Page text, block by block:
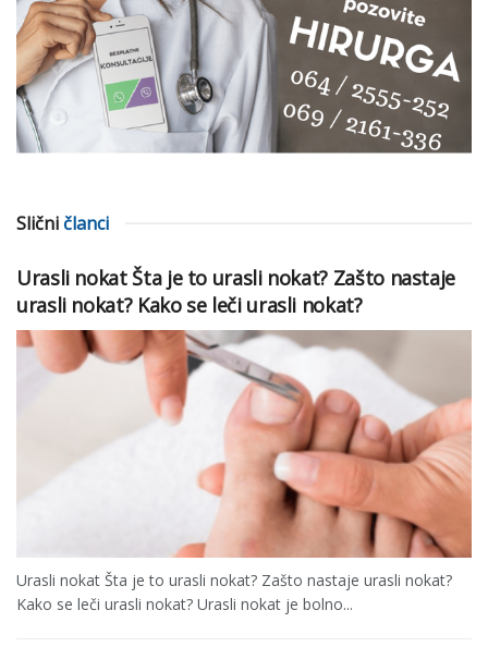
Slični članci
Urasli nokat Šta je to urasli nokat? Zašto nastaje
urasli nokat? Kako se leči urasli nokat?
Urasli nokat Šta je to urasli nokat? Zašto nastaje urasli nokat?
Kako se leči urasli nokat? Urasli nokat je bolno...